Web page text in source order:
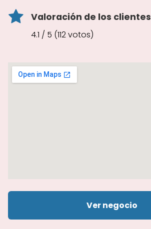
Valoración de los clientes
4.1 / 5 (112 votos)
Ver negocio